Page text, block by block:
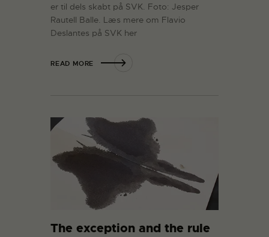
er til dels skabt på SVK. Foto: Jesper
Rautell Balle. Læs mere om Flavio
Deslantes på SVK her
READ MORE
The exception and the rule